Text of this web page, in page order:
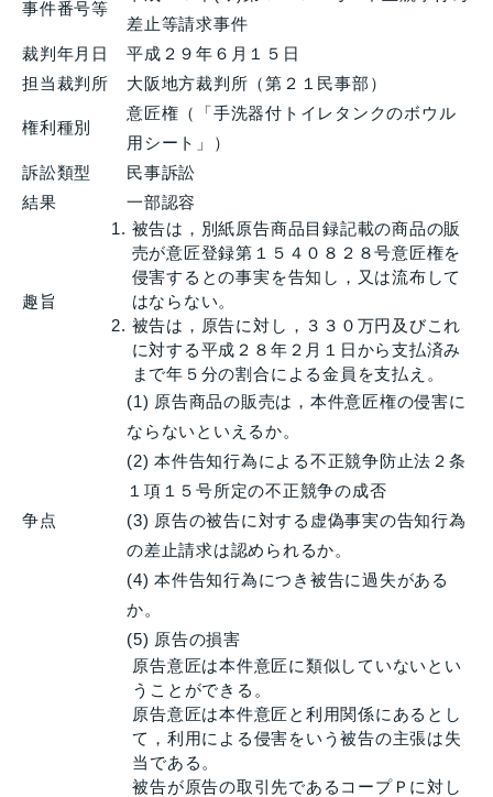
事件番号等
差止等請求事件
裁判年月日
平成２９年６月１５日
担当裁判所
大阪地方裁判所（第２１民事部）
権利種別
意匠権（「手洗器付トイレタンクのボウル
用シート」）
訴訟類型
民事訴訟
結果
一部認容
趣旨
被告は，別紙原告商品目録記載の商品の販
売が意匠登録第１５４０８２８号意匠権を
侵害するとの事実を告知し，又は流布して
はならない。
被告は，原告に対し，３３０万円及びこれ
に対する平成２８年２月１日から支払済み
まで年５分の割合による金員を支払え。
争点
(1) 原告商品の販売は，本件意匠権の侵害に
ならないといえるか。
(2) 本件告知行為による不正競争防止法２条
１項１５号所定の不正競争の成否
(3) 原告の被告に対する虚偽事実の告知行為
の差止請求は認められるか。
(4) 本件告知行為につき被告に過失がある
か。
(5) 原告の損害
原告意匠は本件意匠に類似していないとい
うことができる。
原告意匠は本件意匠と利用関係にあるとし
て，利用による侵害をいう被告の主張は失
当である。
被告が原告の取引先であるコープＰに対し